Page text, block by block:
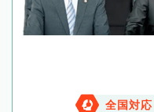
全国対応